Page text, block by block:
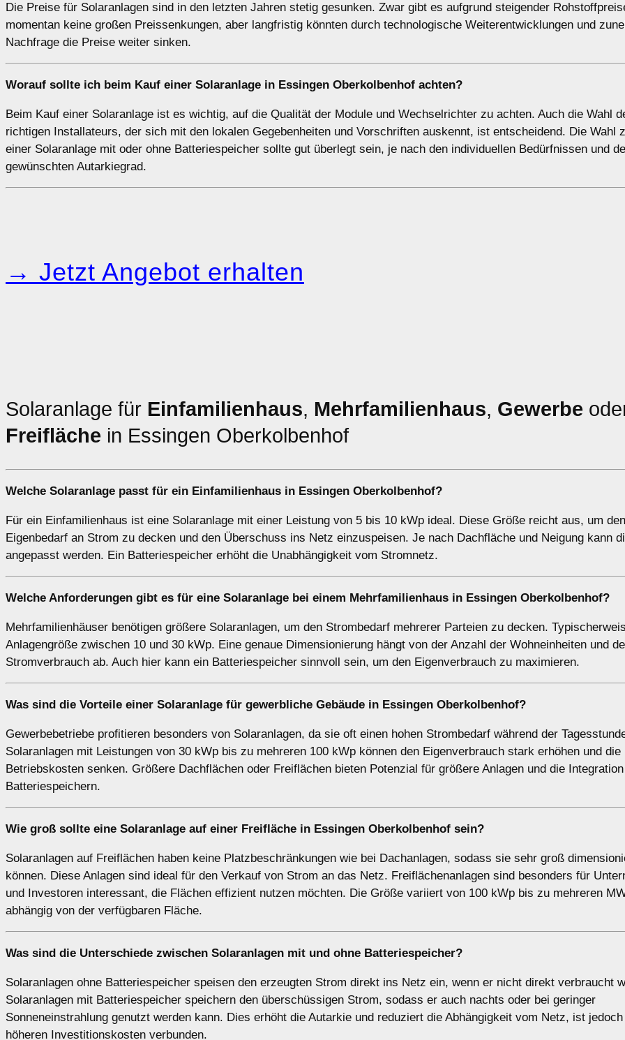
Die Preise für Solaranlagen sind in den letzten Jahren stetig gesunken. Zwar gibt es aufgrund steigender
momentan keine großen Preissenkungen, aber langfristig könnten durch technologische Weiterentwicklungen und
Nachfrage die Preise weiter sinken.
Worauf sollte ich beim Kauf einer Solaranlage in Essingen Oberkolbenhof achten?
Beim Kauf einer Solaranlage ist es wichtig, auf die Qualität der Module und Wechselrichter zu achten. Auch die Wahl
richtigen Installateurs, der sich mit den lokalen Gegebenheiten und Vorschriften auskennt, ist entscheidend. Die Wahl
einer Solaranlage mit oder ohne Batteriespeicher sollte gut überlegt sein, je nach den individuellen Bedürfnissen und
gewünschten Autarkiegrad.
→ Jetzt Angebot erhalten
Solaranlage für Einfamilienhaus, Mehrfamilienhaus, Gewerbe
Freifläche in Essingen Oberkolbenhof
Welche Solaranlage passt für ein Einfamilienhaus in Essingen Oberkolbenhof?
Für ein Einfamilienhaus ist eine Solaranlage mit einer Leistung von 5 bis 10 kWp ideal. Diese Größe reicht aus, um den
Eigenbedarf an Strom zu decken und den Überschuss ins Netz einzuspeisen. Je nach Dachfläche und Neigung kann
angepasst werden. Ein Batteriespeicher erhöht die Unabhängigkeit vom Stromnetz.
Welche Anforderungen gibt es für eine Solaranlage bei einem Mehrfamilienhaus in Essingen Oberkolbenhof?
Mehrfamilienhäuser benötigen größere Solaranlagen, um den Strombedarf mehrerer Parteien zu decken.
Anlagengröße zwischen 10 und 30 kWp. Eine genaue Dimensionierung hängt von der Anzahl der Wohneinheiten und
Stromverbrauch ab. Auch hier kann ein Batteriespeicher sinnvoll sein, um den Eigenverbrauch zu maximieren.
Was sind die Vorteile einer Solaranlage für gewerbliche Gebäude in Essingen Oberkolbenhof?
Gewerbebetriebe profitieren besonders von Solaranlagen, da sie oft einen hohen Strombedarf während der
Solaranlagen mit Leistungen von 30 kWp bis zu mehreren 100 kWp können den Eigenverbrauch stark erhöhen und die
Betriebskosten senken. Größere Dachflächen oder Freiflächen bieten Potenzial für größere Anlagen und die
Batteriespeichern.
Wie groß sollte eine Solaranlage auf einer Freifläche in Essingen Oberkolbenhof sein?
Solaranlagen auf Freiflächen haben keine Platzbeschränkungen wie bei Dachanlagen, sodass sie sehr groß
können. Diese Anlagen sind ideal für den Verkauf von Strom an das Netz. Freiflächenanlagen sind besonders für
und Investoren interessant, die Flächen effizient nutzen möchten. Die Größe variiert von 100 kWp bis zu mehreren
abhängig von der verfügbaren Fläche.
Was sind die Unterschiede zwischen Solaranlagen mit und ohne Batteriespeicher?
Solaranlagen ohne Batteriespeicher speisen den erzeugten Strom direkt ins Netz ein, wenn er nicht direkt verbraucht
Solaranlagen mit Batteriespeicher speichern den überschüssigen Strom, sodass er auch nachts oder bei geringer
Sonneneinstrahlung genutzt werden kann. Dies erhöht die Autarkie und reduziert die Abhängigkeit vom Netz, ist
höheren Investitionskosten verbunden.